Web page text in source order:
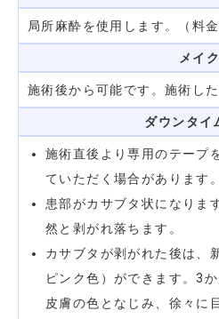
局所麻酔を使用します。（料
メイク
施術後から可能です。施術し
ダウンタイ
施術直後より専用のテープ
ていただく場合があります。
患部がカサブタ状になりま
然と剥がれ落ちます。
カサブタが剥がれた後は、
ピンク色）ができます。3
皮膚の色となじみ、徐々に